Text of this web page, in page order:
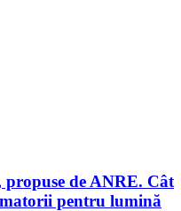
de ANRE. Cât
pentru lumină